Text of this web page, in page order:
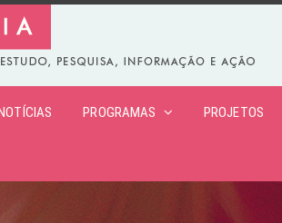
PROGRAMAS PROJETOS